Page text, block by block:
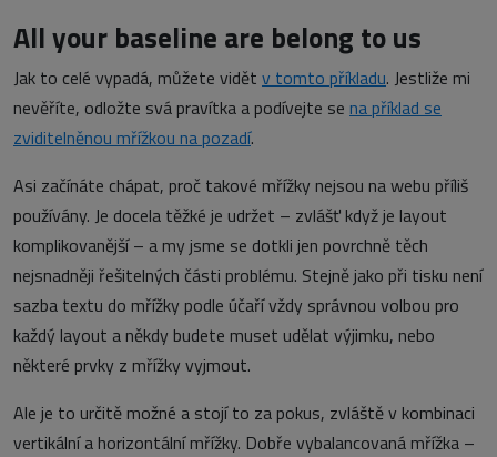
All your baseline are belong to us
Jak to celé vypadá, můžete vidět v tomto příkladu. Jestliže mi
nevěříte, odložte svá pravítka a podívejte se na příklad se
zviditelněnou mřížkou na pozadí.
Asi začínáte chápat, proč takové mřížky nejsou na webu příliš
používány. Je docela těžké je udržet – zvlášť když je layout
komplikovanější – a my jsme se dotkli jen povrchně těch
nejsnadněji řešitelných části problému. Stejně jako při tisku není
sazba textu do mřížky podle účaří vždy správnou volbou pro
každý layout a někdy budete muset udělat výjimku, nebo
některé prvky z mřížky vyjmout.
Ale je to určitě možné a stojí to za pokus, zvláště v kombinaci
vertikální a horizontální mřížky. Dobře vybalancovaná mřížka –